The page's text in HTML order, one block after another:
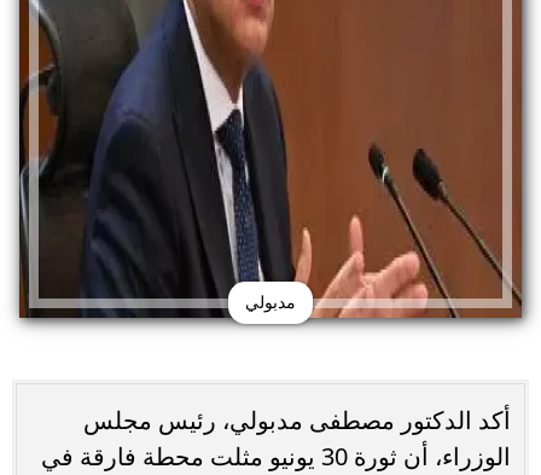
مدبولي
أكد الدكتور مصطفى مدبولي، رئيس مجلس
الوزراء، أن ثورة 30 يونيو مثلت محطة فارقة في